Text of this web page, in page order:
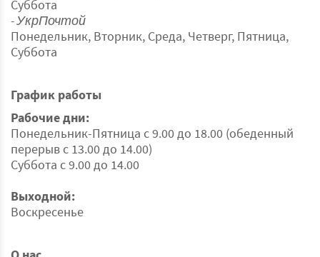
Суббота
- УкрПочтой
Понедельник, Вторник, Среда, Четверг, Пятница,
Суббота
График работы
Рабочие дни:
Понедельник-Пятница с 9.00 до 18.00 (обеденный
перерыв с 13.00 до 14.00)
Суббота с 9.00 до 14.00
Выходной:
Воскресенье